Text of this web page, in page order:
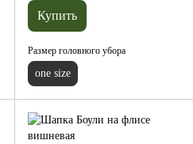
Купить
Размер головного убора
one size